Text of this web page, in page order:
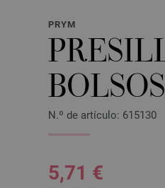
PRYM
BOLSOS
N.º de artículo: 615130
5,71 €